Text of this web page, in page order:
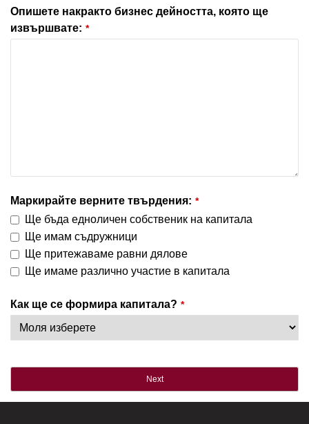
Опишете накракто бизнес дейността, която ще
извършвате: *
Маркирайте верните твърдения: *
Ще бъда едноличен собственик на капитала
Ще имам съдружници
Ще притежаваме равни дялове
Ще имаме различно участие в капитала
Как ще се формира капитала? *
Next